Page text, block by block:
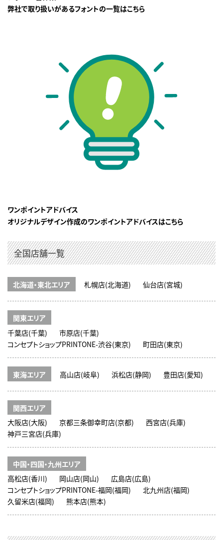
弊社で取り扱いがあるフォントの一覧はこちら
ワンポイントアドバイス
オリジナルデザイン作成のワンポイントアドバイスはこちら
全国店舗一覧
北海道・東北エリア 札幌店(北海道) 仙台店(宮城)
関東エリア
千葉店(千葉)
市原店(千葉)
コンセプトショップPRINTONE-渋谷(東京)
町田店(東京)
東海エリア 高山店(岐阜) 浜松店(静岡) 豊田店(愛知)
関西エリア
大阪店(大阪)
京都三条御幸町店(京都)
西宮店(兵庫)
神戸三宮店(兵庫)
中国・四国・九州エリア
高松店(香川)
岡山店(岡山)
広島店(広島)
コンセプトショップPRINTONE-福岡(福岡)
北九州店(福岡)
久留米店(福岡)
熊本店(熊本)